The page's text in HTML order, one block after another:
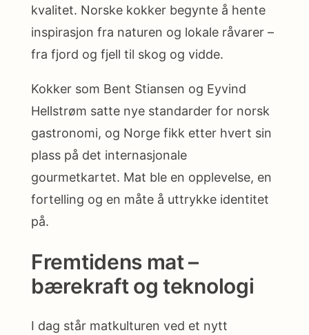
kvalitet. Norske kokker begynte å hente
inspirasjon fra naturen og lokale råvarer –
fra fjord og fjell til skog og vidde.
Kokker som Bent Stiansen og Eyvind
Hellstrøm satte nye standarder for norsk
gastronomi, og Norge fikk etter hvert sin
plass på det internasjonale
gourmetkartet. Mat ble en opplevelse, en
fortelling og en måte å uttrykke identitet
på.
Fremtidens mat –
bærekraft og teknologi
I dag står matkulturen ved et nytt